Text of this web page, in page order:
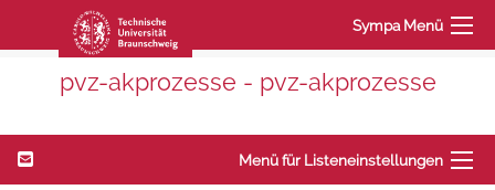
Sympa Menü
pvz-akprozesse - pvz-akprozesse
Menü für Listeneinstellungen